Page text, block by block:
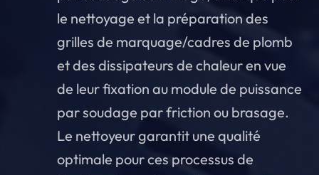
le nettoyage et la préparation des
grilles de marquage/cadres de plomb
et des dissipateurs de chaleur en vue
de leur fixation au module de puissance
par soudage par friction ou brasage.
Le nettoyeur garantit une qualité
optimale pour ces processus de